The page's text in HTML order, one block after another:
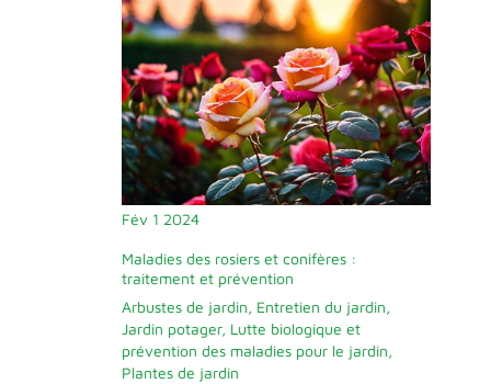
Fév 1 2024
Maladies des rosiers et conifères :
traitement et prévention
Arbustes de jardin, Entretien du jardin,
Jardin potager, Lutte biologique et
prévention des maladies pour le jardin,
Plantes de jardin